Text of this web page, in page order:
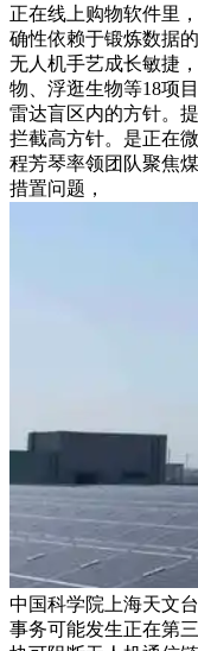
正在线上购物软件里
确性依赖于锻炼数据
无人机手艺成长敏捷
物、浮逛生物等18项
雷达盲区内的方针。
拦截高方针。是正在
程芳琴率领团队聚焦
措置问题，
中国科学院上海天文
事务可能发生正在第